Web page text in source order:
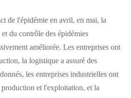
de l'épidémie en avril, en mai, la
du contrôle des épidémies
améliorée. Les entreprises ont
la logistique a assuré des
les entreprises industrielles ont
et l'exploitation, et la